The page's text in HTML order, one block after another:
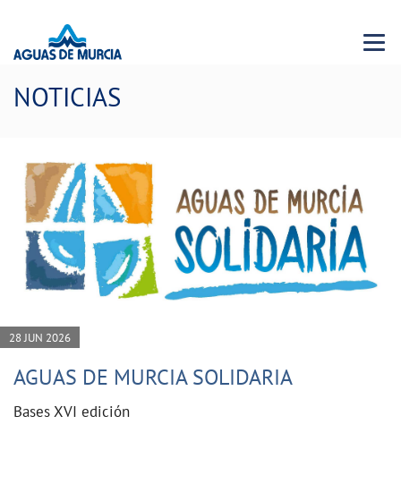
Menu
NOTICIAS
28 JUN 2026
AGUAS DE MURCIA SOLIDARIA
Bases XVI edición